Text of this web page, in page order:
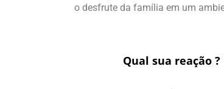
o desfrute da família em um
Qual sua reação ?